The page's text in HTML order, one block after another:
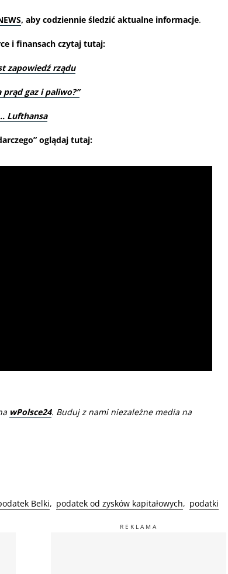
, aby codziennie śledzić aktualne informacje.
i finansach czytaj tutaj:
zapowiedź rządu
gaz i paliwo?”
Lufthansa
oglądaj tutaj:
wPolsce24. Buduj z nami niezależne media na
Belki podatek od zysków kapitałowych podatki